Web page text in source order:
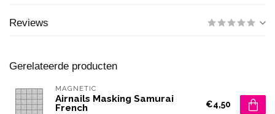
Reviews
Gerelateerde producten
MAGNETIC
Airnails Masking Samurai
French
€4,50